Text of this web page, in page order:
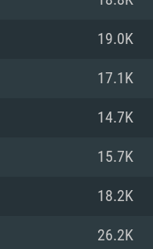
19.0K
17.1K
14.7K
15.7K
18.2K
26.2K